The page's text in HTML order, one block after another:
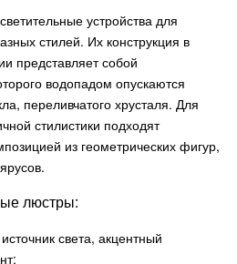
устройства для
стилей. Их конструкция в
представляет собой
водопадом опускаются
переливчатого хрусталя. Для
стилистики подходят
из геометрических фигур,
люстры:
света, акцентный